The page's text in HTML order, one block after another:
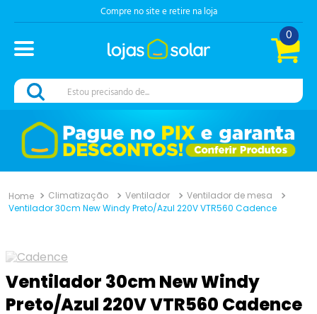
Compre no site e retire na loja
0
Estou precisando de...
Climatização Ventilador
Ventilador de mesa
Ventilador 30cm New Windy Preto/Azul 220V VTR560 Cadence
Ventilador 30cm New Windy
Preto/Azul 220V VTR560 Cadence